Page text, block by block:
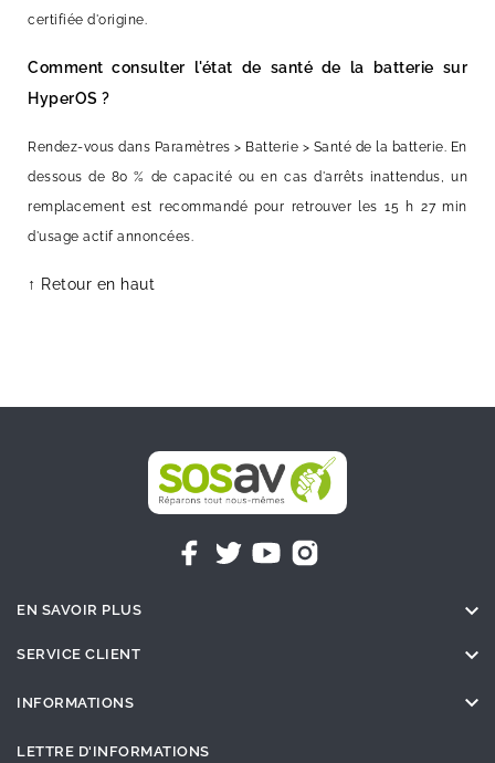
certifiée d'origine.
Comment consulter l'état de santé de la batterie sur
HyperOS ?
Rendez-vous dans Paramètres > Batterie > Santé de la batterie. En
dessous de 80 % de capacité ou en cas d'arrêts inattendus, un
remplacement est recommandé pour retrouver les 15 h 27 min
d'usage actif annoncées.
↑ Retour en haut
EN SAVOIR PLUS 
SERVICE CLIENT 
INFORMATIONS 
LETTRE D'INFORMATIONS